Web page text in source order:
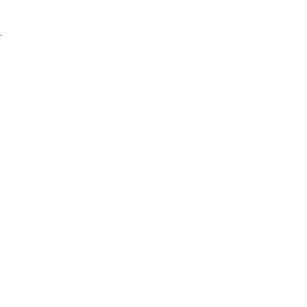
Arujá (1)